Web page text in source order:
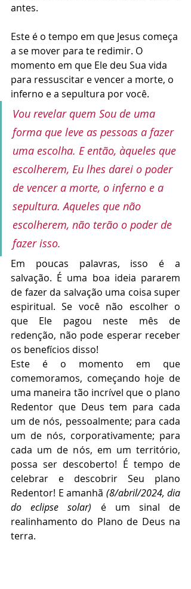
antes.
Este é o tempo em que Jesus começa
a se mover para te redimir. O
momento em que Ele deu Sua vida
para ressuscitar e vencer a morte, o
inferno e a sepultura por você.
Vou revelar quem Sou de uma
forma que leve as pessoas a fazer
uma escolha. E então, àqueles que
escolherem, Eu lhes darei o poder
de vencer a morte, o inferno e a
sepultura. Aqueles que não
escolherem, não terão o poder de
fazer isso.
Em poucas palavras, isso é a
salvação. É uma boa ideia pararem
de fazer da salvação uma coisa super
espiritual. Se você não escolher o
que Ele pagou neste mês de
redenção, não pode esperar receber
os benefícios disso!
Este é o momento em que
comemoramos, começando hoje de
uma maneira tão incrível que o plano
Redentor que Deus tem para cada
um de nós, pessoalmente; para cada
um de nós, corporativamente; para
cada um de nós, em um território,
possa ser descoberto! É tempo de
celebrar e descobrir Seu plano
Redentor! E amanhã (8/abril/2024, dia
do eclipse solar) é um sinal de
realinhamento do Plano de Deus na
terra.